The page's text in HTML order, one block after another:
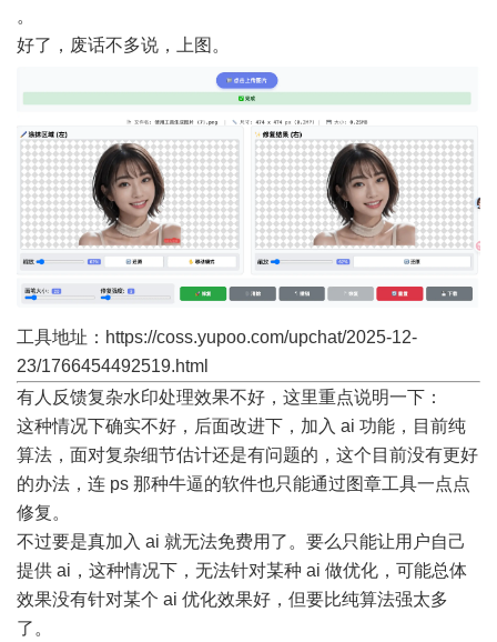
。
好了，废话不多说，上图。
工具地址： https://coss.yupoo.com/upchat/2025-12-
23/1766454492519.html
有人反馈复杂水印处理效果不好，这里重点说明一下：
这种情况下确实不好，后面改进下，加入 ai 功能，目前纯
算法，面对复杂细节估计还是有问题的，这个目前没有更好
的办法，连 ps 那种牛逼的软件也只能通过图章工具一点点
修复。
不过要是真加入 ai 就无法免费用了。要么只能让用户自己
提供 ai，这种情况下，无法针对某种 ai 做优化，可能总体
效果没有针对某个 ai 优化效果好，但要比纯算法强太多
了。